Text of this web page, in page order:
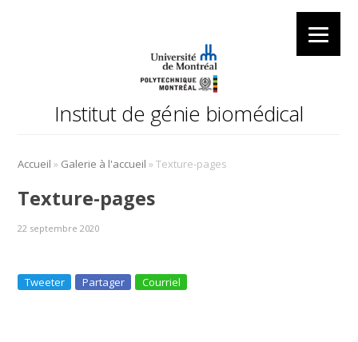
Institut de génie biomédical
Accueil » Galerie à l'accueil »Texture-pages
Texture-pages
22 septembre 2020
Tweeter Partager Courriel